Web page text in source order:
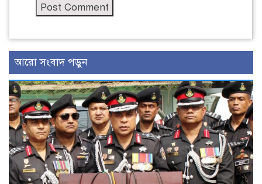
আরো সংবাদ পড়ুন